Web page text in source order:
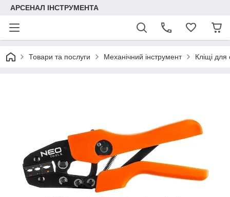
АРСЕНАЛ ІНСТРУМЕНТА
Товари та послуги Механічний інструмент Кліщі